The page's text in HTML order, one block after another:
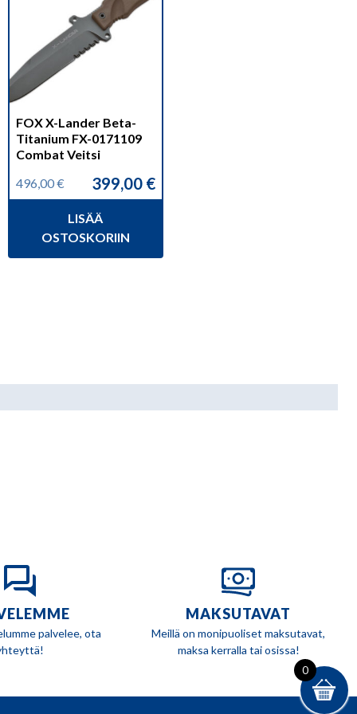
FOX X-Lander Beta-
Titanium FX-0171109
Combat Veitsi
496,00€
Alkuperäinen
496,00 €.
399,00 €
Nykyinen
399,00 €.
LISÄÄ
OSTOSKORIIN
palvelee, ota
MAKSUTAVAT
Meillä on monipuoliset maksutavat,
maksa kerralla tai osissa!
0